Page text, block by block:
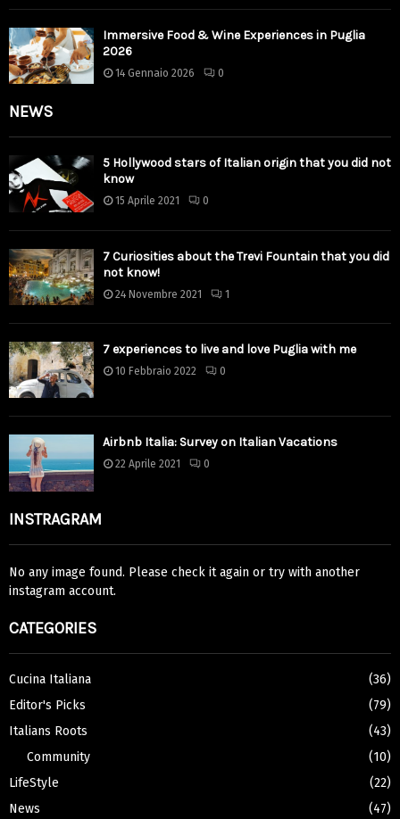
Immersive Food & Wine Experiences in Puglia
2026
14 Gennaio 2026 0
NEWS
5 Hollywood stars of Italian origin that you did not
know
15 Aprile 2021 0
7 Curiosities about the Trevi Fountain that you did
not know!
24 Novembre 2021 1
7 experiences to live and love Puglia with me
10 Febbraio 2022 0
Airbnb Italia: Survey on Italian Vacations
22 Aprile 2021 0
INSTRAGRAM
No any image found. Please check it again or try with another
instagram account.
CATEGORIES
Cucina Italiana
(36)
Editor's Picks
(79)
Italians Roots
(43)
Community
(10)
LifeStyle
(22)
News
(47)